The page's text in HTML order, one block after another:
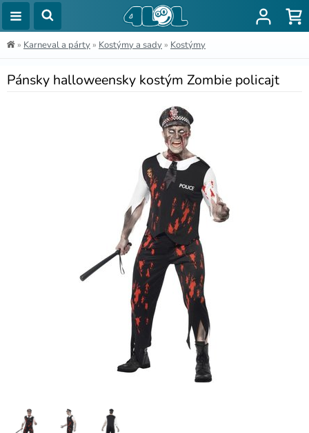
» Karneval a párty » Kostýmy a sady » Kostýmy
Pánsky halloweensky kostým Zombie policajt